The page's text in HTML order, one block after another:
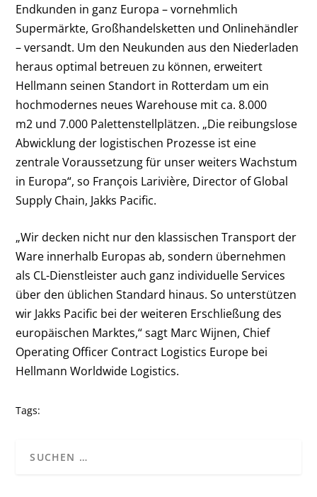
Endkunden in ganz Europa – vornehmlich
Supermärkte, Großhandelsketten und Onlinehändler
– versandt. Um den Neukunden aus den Niederladen
heraus optimal betreuen zu können, erweitert
Hellmann seinen Standort in Rotterdam um ein
hochmodernes neues Warehouse mit ca. 8.000
m2 und 7.000 Palettenstellplätzen. „Die reibungslose
Abwicklung der logistischen Prozesse ist eine
zentrale Voraussetzung für unser weiters Wachstum
in Europa“, so François Larivière, Director of Global
Supply Chain, Jakks Pacific.
„Wir decken nicht nur den klassischen Transport der
Ware innerhalb Europas ab, sondern übernehmen
als CL-Dienstleister auch ganz individuelle Services
über den üblichen Standard hinaus. So unterstützen
wir Jakks Pacific bei der weiteren Erschließung des
europäischen Marktes,“ sagt Marc Wijnen, Chief
Operating Officer Contract Logistics Europe bei
Hellmann Worldwide Logistics.
Tags: